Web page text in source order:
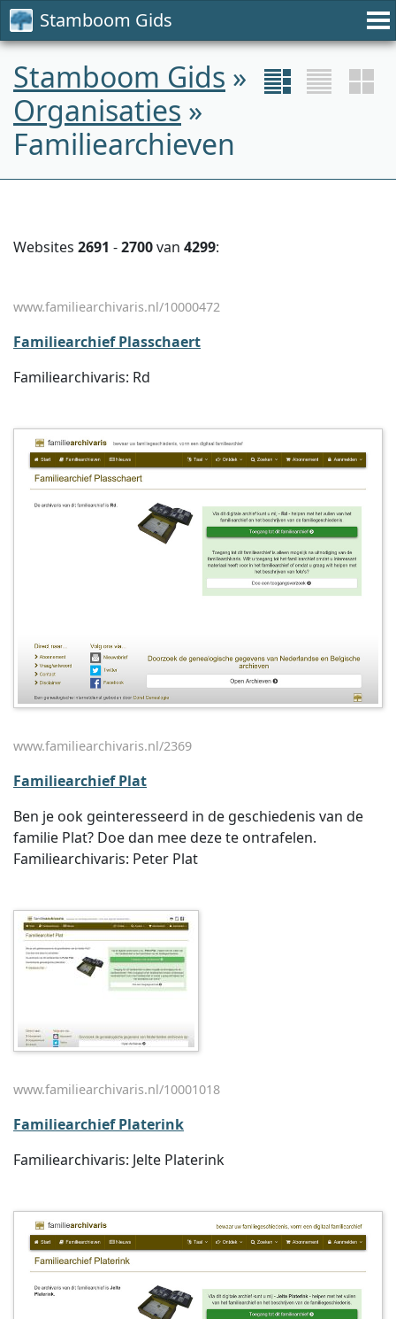
Stamboom Gids
Stamboom Gids »
Organisaties »
Familiearchieven
Websites 2691 -2700van 4299:
www.familiearchivaris.nl/10000472
Familiearchief Plasschaert
Familiearchivaris: Rd
www.familiearchivaris.nl/2369
Familiearchief Plat
Ben je ook geinteresseerd in de geschiedenis van de
familie Plat? Doe dan mee deze te ontrafelen.
Familiearchivaris: Peter Plat
www.familiearchivaris.nl/10001018
Familiearchief Platerink
Familiearchivaris: Jelte Platerink